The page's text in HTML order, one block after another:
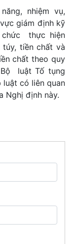
nhiệm vụ,
giám định kỹ
chức thực hiện
tiền chất và
chất theo quy
luật Tố tụng
luật có liên quan
Nghị định này.